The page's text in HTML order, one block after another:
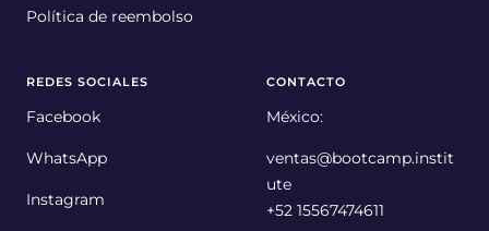
Política de reembolso
REDES SOCIALES
Facebook
WhatsApp
Instagram
CONTACTO
México:
ventas@bootcamp.instit
ute
+52 15567474611